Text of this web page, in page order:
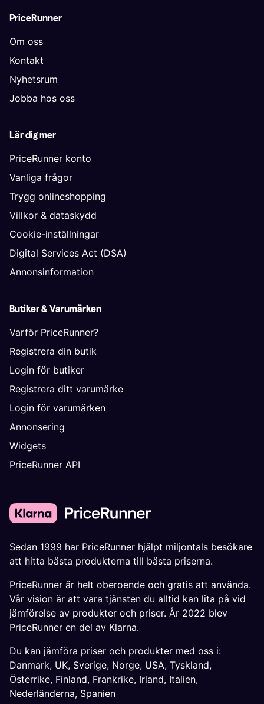
PriceRunner
Om oss
Kontakt
Nyhetsrum
Jobba hos oss
Lär dig mer
PriceRunner konto
Vanliga frågor
Trygg onlineshopping
Villkor & dataskydd
Cookie-inställningar
Digital Services Act (DSA)
Annonsinformation
Butiker & Varumärken
Varför PriceRunner?
Registrera din butik
Login för butiker
Registrera ditt varumärke
Login för varumärken
Annonsering
Widgets
PriceRunner API
Sedan 1999 har PriceRunner hjälpt miljontals besökare
att hitta bästa produkterna till bästa priserna.
PriceRunner är helt oberoende och gratis att använda.
Vår vision är att vara tjänsten du alltid kan lita på vid
jämförelse av produkter och priser. År 2022 blev
PriceRunner en del av Klarna.
Du kan jämföra priser och produkter med oss i:
Danmark, UK, Sverige, Norge, USA, Tyskland,
Österrike, Finland, Frankrike, Irland, Italien,
Nederländerna, Spanien